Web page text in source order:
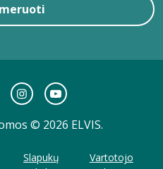
© 2026 ELVIS.
Slapukų
Vartotojo